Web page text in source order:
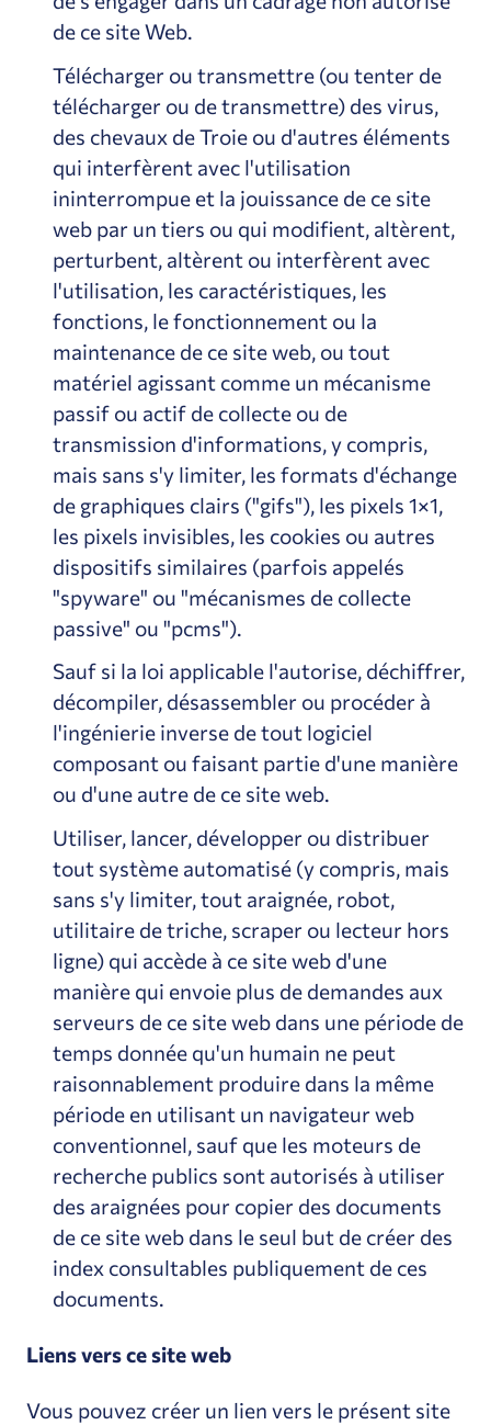
de ce site Web.
Télécharger ou transmettre (ou tenter de
télécharger ou de transmettre) des virus,
des chevaux de Troie ou d'autres éléments
qui interfèrent avec l'utilisation
ininterrompue et la jouissance de ce site
web par un tiers ou qui modifient, altèrent,
perturbent, altèrent ou interfèrent avec
l'utilisation, les caractéristiques, les
fonctions, le fonctionnement ou la
maintenance de ce site web, ou tout
matériel agissant comme un mécanisme
passif ou actif de collecte ou de
transmission d'informations, y compris,
mais sans s'y limiter, les formats d'échange
de graphiques clairs ("gifs"), les pixels 1×1,
les pixels invisibles, les cookies ou autres
dispositifs similaires (parfois appelés
"spyware" ou "mécanismes de collecte
passive" ou "pcms").
Sauf si la loi applicable l'autorise, déchiffrer,
décompiler, désassembler ou procéder à
l'ingénierie inverse de tout logiciel
composant ou faisant partie d'une manière
ou d'une autre de ce site web.
Utiliser, lancer, développer ou distribuer
tout système automatisé (y compris, mais
sans s'y limiter, tout araignée, robot,
utilitaire de triche, scraper ou lecteur hors
ligne) qui accède à ce site web d'une
manière qui envoie plus de demandes aux
serveurs de ce site web dans une période de
temps donnée qu'un humain ne peut
raisonnablement produire dans la même
période en utilisant un navigateur web
conventionnel, sauf que les moteurs de
recherche publics sont autorisés à utiliser
des araignées pour copier des documents
de ce site web dans le seul but de créer des
index consultables publiquement de ces
documents.
Liens vers ce site web
Vous pouvez créer un lien vers le présent site